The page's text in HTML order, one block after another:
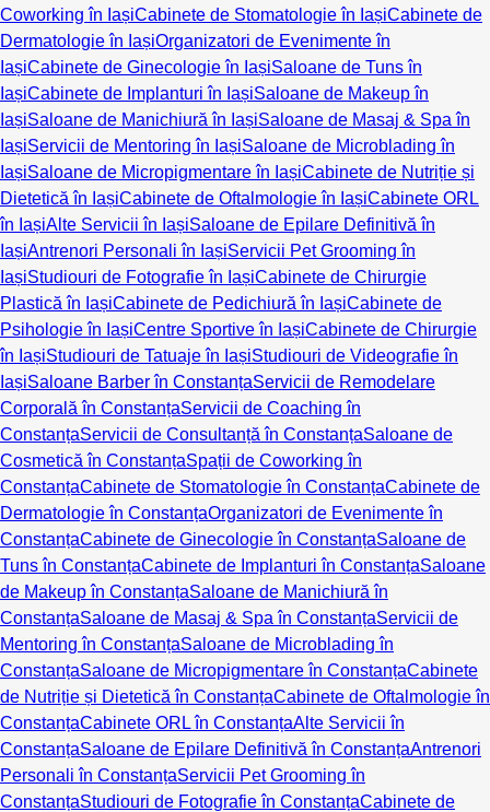
Coworking în IașiCabinete de Stomatologie în IașiCabinete de
Dermatologie în IașiOrganizatori de Evenimente în
IașiCabinete de Ginecologie în IașiSaloane de Tuns în
IașiCabinete de Implanturi în IașiSaloane de Makeup în
IașiSaloane de Manichiură în IașiSaloane de Masaj & Spa în
IașiServicii de Mentoring în IașiSaloane de Microblading în
IașiSaloane de Micropigmentare în IașiCabinete de Nutriție și
Dietetică în IașiCabinete de Oftalmologie în IașiCabinete ORL
în IașiAlte Servicii în IașiSaloane de Epilare Definitivă în
IașiAntrenori Personali în IașiServicii Pet Grooming în
IașiStudiouri de Fotografie în IașiCabinete de Chirurgie
Plastică în IașiCabinete de Pedichiură în IașiCabinete de
Psihologie în IașiCentre Sportive în IașiCabinete de Chirurgie
în IașiStudiouri de Tatuaje în IașiStudiouri de Videografie în
IașiSaloane Barber în ConstanțaServicii de Remodelare
Corporală în ConstanțaServicii de Coaching în
ConstanțaServicii de Consultanță în ConstanțaSaloane de
Cosmetică în ConstanțaSpații de Coworking în
ConstanțaCabinete de Stomatologie în ConstanțaCabinete de
Dermatologie în ConstanțaOrganizatori de Evenimente în
ConstanțaCabinete de Ginecologie în ConstanțaSaloane de
Tuns în ConstanțaCabinete de Implanturi în ConstanțaSaloane
de Makeup în ConstanțaSaloane de Manichiură în
ConstanțaSaloane de Masaj & Spa în ConstanțaServicii de
Mentoring în ConstanțaSaloane de Microblading în
ConstanțaSaloane de Micropigmentare în ConstanțaCabinete
de Nutriție și Dietetică în ConstanțaCabinete de Oftalmologie în
ConstanțaCabinete ORL în ConstanțaAlte Servicii în
ConstanțaSaloane de Epilare Definitivă în ConstanțaAntrenori
Personali în ConstanțaServicii Pet Grooming în
ConstanțaStudiouri de Fotografie în ConstanțaCabinete de